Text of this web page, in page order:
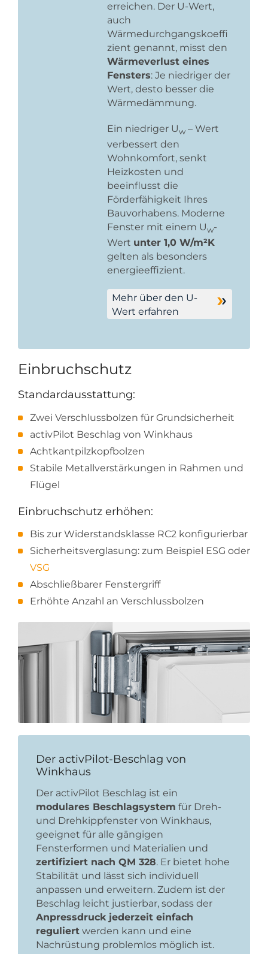
erreichen. Der U-Wert,
auch
Wärmedurchgangskoeffi
zient genannt, misst den
Wärmeverlust eines
Fensters: Je niedriger der
Wert, desto besser die
Wärmedämmung.
Ein niedriger Uw – Wert
verbessert den
Wohnkomfort, senkt
Heizkosten und
beeinflusst die
Förderfähigkeit Ihres
Bauvorhabens. Moderne
Fenster mit einem Uw-
Wert unter 1,0 W/m²K
gelten als besonders
energieeffizient.
Mehr über den U-
Wert erfahren
Einbruchschutz
Standardausstattung:
Zwei Verschlussbolzen für Grundsicherheit
activPilot Beschlag von Winkhaus
Achtkantpilzkopfbolzen
Stabile Metallverstärkungen in Rahmen und
Flügel
Einbruchschutz erhöhen:
Bis zur Widerstandsklasse RC2 konfigurierbar
Sicherheitsverglasung: zum Beispiel ESG oder
VSG
Abschließbarer Fenstergriff
Erhöhte Anzahl an Verschlussbolzen
Der activPilot-Beschlag von
Winkhaus
Der activPilot Beschlag ist ein
modulares Beschlagsystem für Dreh-
und Drehkippfenster von Winkhaus,
geeignet für alle gängigen
Fensterformen und Materialien und
zertifiziert nach QM 328. Er bietet hohe
Stabilität und lässt sich individuell
anpassen und erweitern. Zudem ist der
Beschlag leicht justierbar, sodass der
Anpressdruck jederzeit einfach
reguliert werden kann und eine
Nachrüstung problemlos möglich ist.